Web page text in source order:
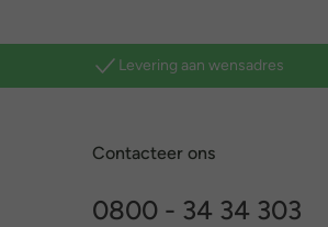
Levering aan wensadres
Contacteer ons
0800 - 34 34 303